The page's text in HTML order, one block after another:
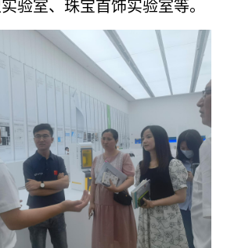
验室、珠宝首饰实验室等。